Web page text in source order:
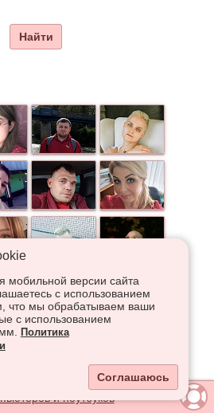
Найти
мобильной версии сайта
с использованием
что мы обрабатываем ваши
с использованием
Политика
Соглашаюсь
и ноутбуков